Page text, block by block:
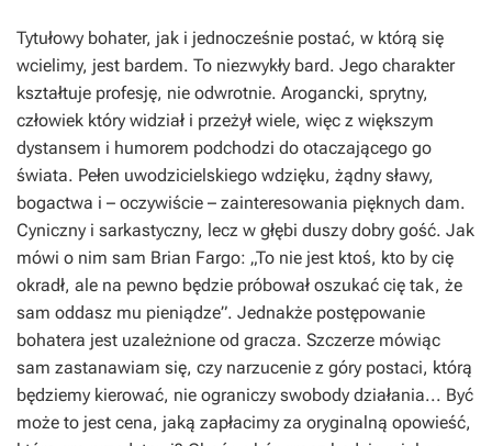
Tytułowy bohater, jak i jednocześnie postać, w którą się
wcielimy, jest bardem. To niezwykły bard. Jego charakter
kształtuje profesję, nie odwrotnie. Arogancki, sprytny,
człowiek który widział i przeżył wiele, więc z większym
dystansem i humorem podchodzi do otaczającego go
świata. Pełen uwodzicielskiego wdzięku, żądny sławy,
bogactwa i – oczywiście – zainteresowania pięknych dam.
Cyniczny i sarkastyczny, lecz w głębi duszy dobry gość. Jak
mówi o nim sam Brian Fargo: „To nie jest ktoś, kto by cię
okradł, ale na pewno będzie próbował oszukać cię tak, że
sam oddasz mu pieniądze”. Jednakże postępowanie
bohatera jest uzależnione od gracza. Szczerze mówiąc
sam zastanawiam się, czy narzucenie z góry postaci, którą
będziemy kierować, nie ograniczy swobody działania... Być
może to jest cena, jaką zapłacimy za oryginalną opowieść,